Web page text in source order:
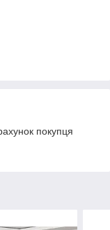
покупця